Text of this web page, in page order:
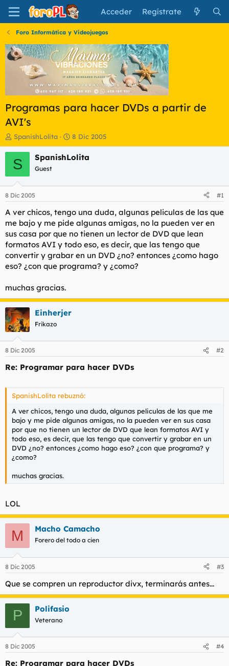
Acceder Regístrate
Foro Informática y Videojuegos
Programas para hacer DVDs a partir de
AVI's
I
n
i
c
a
d
o
r
e
l
t
e
m
SpanishLolita
F
e
c
i
n
c
i
o
8 Dic 2005
S SpanishLolita
Guest
8 Dic 2005 #1
A ver chicos, tengo una duda, algunas peliculas de las que
me bajo y me pide algunas amigas, no la pueden ver en
sus casa por que no tienen un lector de DVD que lean
formatos AVI y todo eso, es decir, que las tengo que
convertir y grabar en un DVD ¿no? entonces ¿como hago
eso? ¿con que programa? y ¿como?
muchas gracias.
Einherjer
Frikazo
8 Dic 2005 #2
Re: Programar para hacer DVDs
SpanishLolita rebuznó:
A ver chicos, tengo una duda, algunas peliculas de las que me
bajo y me pide algunas amigas, no la pueden ver en sus casa
por que no tienen un lector de DVD que lean formatos AVI y
todo eso, es decir, que las tengo que convertir y grabar en un
DVD ¿no? entonces ¿como hago eso? ¿con que programa? y
¿como?
muchas gracias.
LOL
M Macho Camacho
Forero del todo a cien
8 Dic 2005 #3
Que se compren un reproductor divx, terminarás antes...
P Polifasio
Veterano
8 Dic 2005 #4
Re: Programar para hacer DVDs